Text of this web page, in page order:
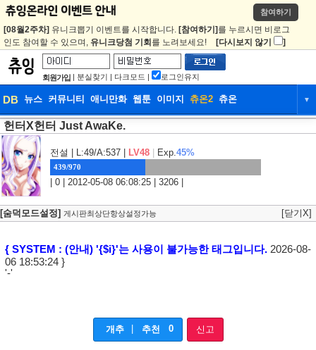
참여하기
[08월2주차] 유니크뽑기 이벤트를 시작합니다. [참여하기] 를 누르시면 비로그
인도 참여할 수 있으며, 유니크당첨 기회 를 노려보세요! [다시보지 않기 ]
회원가입 | 분실찾기 | 다크모드 | 로그인유지
DB 뉴스 커뮤니티 애니만화 웹툰 이미지 츄온2 츄온 ▼
DB 뉴스
웹툰 이미지 츄온2
헌터X헌터 Just AwaKe.
전설 | L:49/A:537 | LV48 Exp.45%
439/970
| 0 | 2012-05-08 06:08:25 | 3206 |
[숨덕모드설정] 게시판최상단항상설정가능 [닫기X]
{ SYSTEM : (안내) '{$i}'는 사용이 불가능한 태그입니다.2026-08-
06 18:53:24 }
'-'
개추 추천 0 신고